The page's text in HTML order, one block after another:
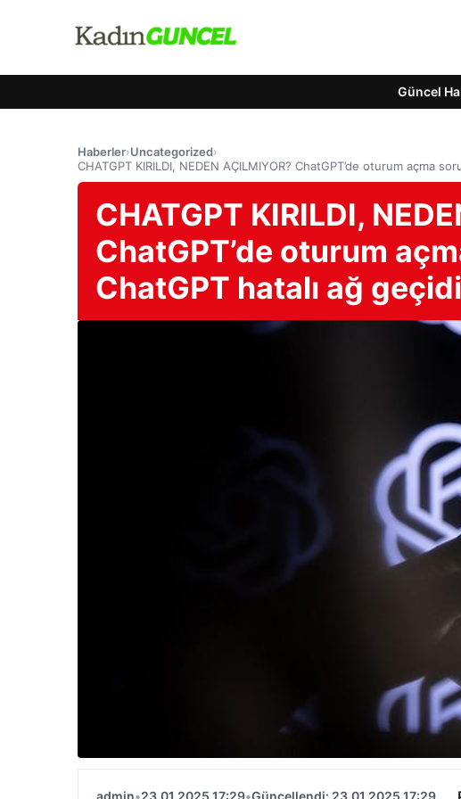
Güncel
Haberler›Uncategorized›
CHATGPT KIRILDI, NEDEN AÇILMIYOR? ChatGPT’de oturum açma
CHATGPT KIRILDI,
ChatGPT’de oturum
ChatGPT hatalı ağ